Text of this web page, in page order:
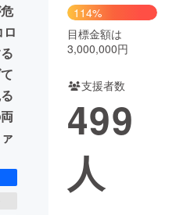
CAMPFIRE Creation
machi-ya コミュニティ
114%
目標金額は
3,000,000円
支援者数
499
人